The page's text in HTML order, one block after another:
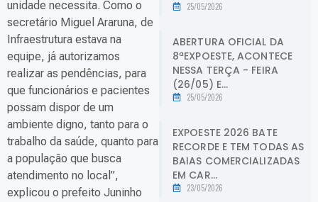
unidade necessita. Como o
secretário Miguel Araruna, de
Infraestrutura estava na
equipe, já autorizamos
realizar as pendências, para
que funcionários e pacientes
possam dispor de um
ambiente digno, tanto para o
trabalho da saúde, quanto para
a população que busca
atendimento no local”,
explicou o prefeito Juninho
25/05/2026
ABERTURA OFICIAL DA
8ªEXPOESTE, ACONTECE
NESSA TERÇA - FEIRA
(26/05) E...
25/05/2026
EXPOESTE 2026 BATE
RECORDE E TEM TODAS AS
BAIAS COMERCIALIZADAS
EM CAR...
23/05/2026